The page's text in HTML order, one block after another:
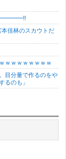
)━━━━!!
佳林のスカウトだ
ｗｗｗｗｗｗｗｗ
目分量で作るのをや
るのも」